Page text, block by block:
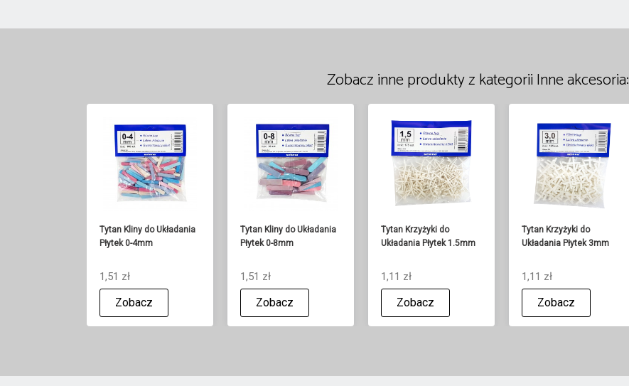
Zobacz inne produkty z kategorii Inne akcesoria:
Tytan Kliny do Układania
Płytek 0-4mm
1,51 zł
Zobacz
Tytan Kliny do Układania
Płytek 0-8mm
1,51 zł
Zobacz
Tytan Krzyżyki do
Układania Płytek 1.5mm
1,11 zł
Zobacz
Tytan Krzyżyki do
Układania Płytek 3mm
1,11 zł
Zobacz